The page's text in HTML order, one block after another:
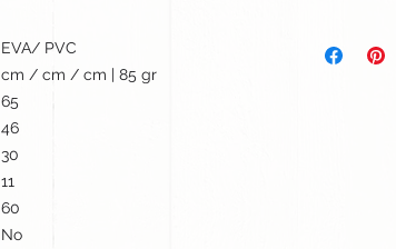
EVA/ PVC
cm / cm / cm | 85 gr
65
46
30
11
60
No